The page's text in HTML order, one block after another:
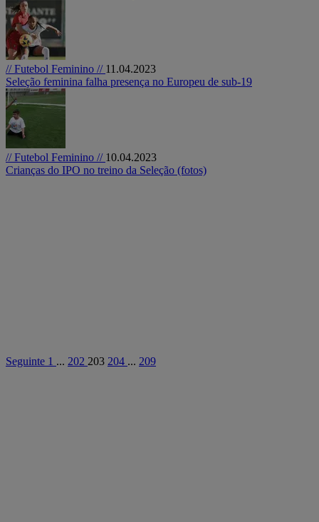
// Futebol Feminino // 11.04.2023
Seleção feminina falha presença no Europeu de sub-19
// Futebol Feminino // 10.04.2023
Crianças do IPO no treino da Seleção (fotos)
Seguinte 1 ... 202 203 204 ... 209